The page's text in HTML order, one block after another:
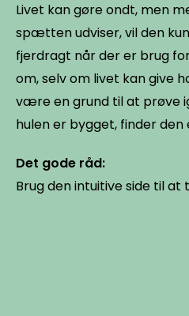
Livet kan gøre ondt, men
spætten udviser, vil den
fjerdragt når der er brug
om, selv om livet kan give
være en grund til at
hulen er bygget, finder
Det gode råd:
Brug den intuitive side til